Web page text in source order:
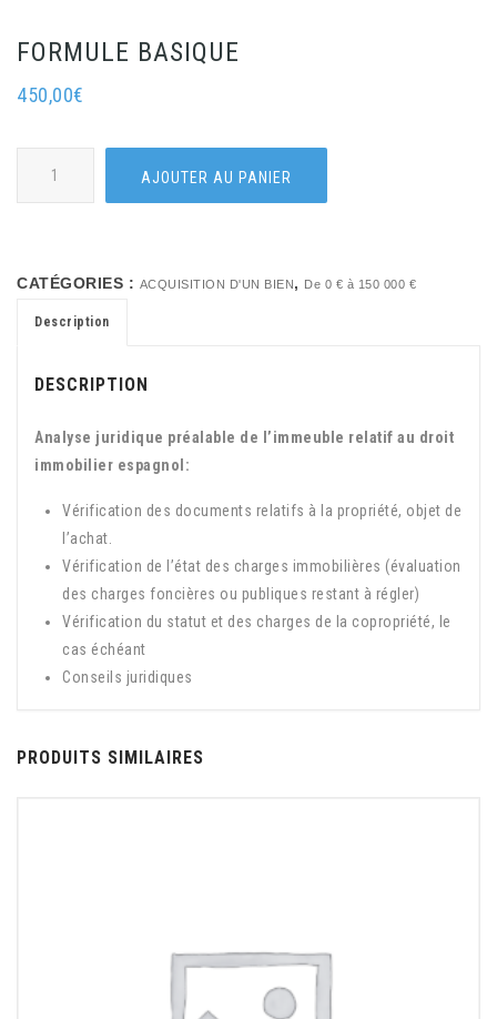
FORMULE BASIQUE
450,00€
AJOUTER AU PANIER
CATÉGORIES : ACQUISITION D'UN BIEN, De 0 € à 150 000 €
Description
DESCRIPTION
Analyse juridique préalable de l’immeuble relatif au droit
immobilier espagnol:
Vérification des documents relatifs à la propriété, objet de
l’achat.
Vérification de l’état des charges immobilières (évaluation
des charges foncières ou publiques restant à régler)
Vérification du statut et des charges de la copropriété, le
cas échéant
Conseils juridiques
PRODUITS SIMILAIRES